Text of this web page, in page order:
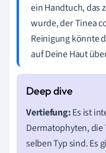
ein Handtuch, das
wurde, der Tinea
Reinigung könnte
auf Deine Haut
Vertiefung:Es ist
Dermatophyten,
selben Typ sind. Es